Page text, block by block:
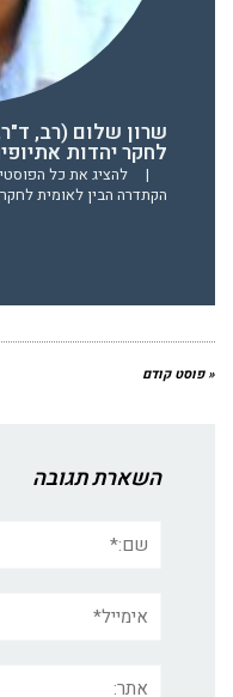
שרון שלום (רב,
לחקר יהדות
|
להציג את כל
הקתדרה הבין לאומית
« פוסט קודם
השארת תגובה